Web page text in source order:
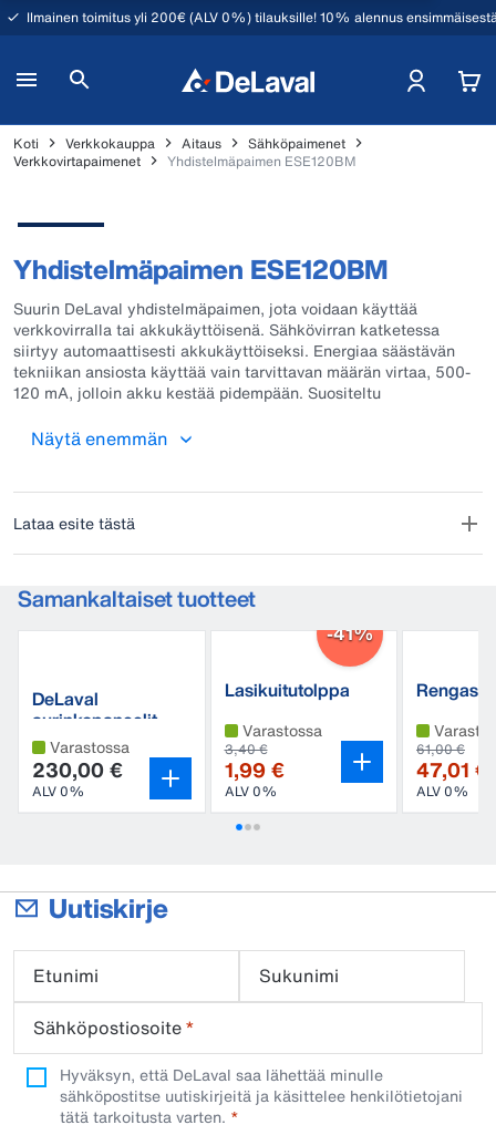
Ilmainen toimitus yli 200€ (ALV 0%) tilauksille! 10% alennus
Koti Verkkokauppa Aitaus
Sähköpaimenet
Verkkovirtapaimenet
Yhdistelmäpaimen ESE120BM
Yhdistelmäpaimen ESE120BM
Suurin DeLaval yhdistelmäpaimen, jota voidaan käyttää
verkkovirralla tai akkukäyttöisenä. Sähkövirran katketessa
siirtyy automaattisesti akkukäyttöiseksi. Energiaa säästävän
tekniikan ansiosta käyttää vain tarvittavan määrän virtaa, 500-
120 mA, jolloin akku kestää pidempään. Suositeltu
Näytä enemmän
Lataa esite tästä
Samankaltaiset tuotteet
DeLaval
aurinkopaneelit
Varastossa
230,00 €
ALV 0%
-41%
Lasikuitutolppa
Varastossa
3,40 €
1,99 €
ALV 0%
61,00 €
47,01 €
ALV 0%
Uutiskirje
Etunimi
Sukunimi
Sähköpostiosoite*
Hyväksyn, että DeLaval saa lähettää minulle
sähköpostitse uutiskirjeitä ja käsittelee henkilötietojani
tätä tarkoitusta varten.